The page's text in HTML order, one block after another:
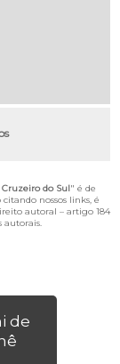
de
do Sul" é de
nossos links, é
autoral – artigo 184
autorais.